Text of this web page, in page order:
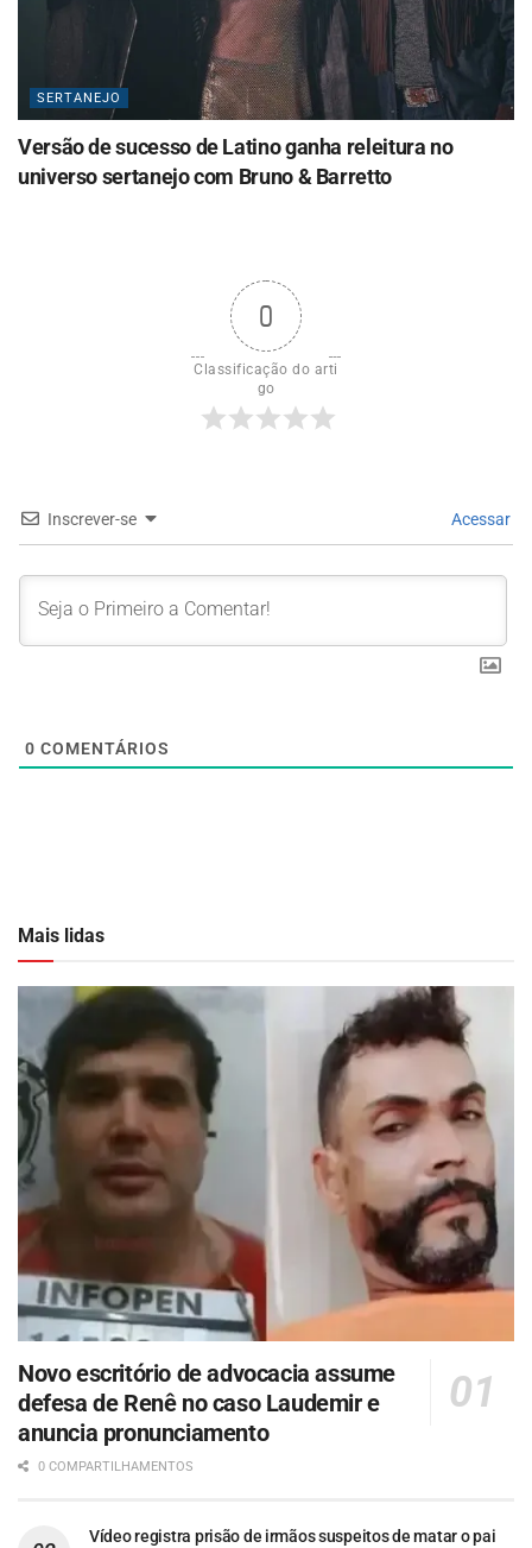
SERTANEJO
Versão de sucesso de Latino ganha releitura no
universo sertanejo com Bruno & Barretto
0
Classificação do arti
go
Inscrever-se Acessar
0 COMENTÁRIOS
Mais lidas
Novo escritório de advocacia assume
defesa de Renê no caso Laudemir e
anuncia pronunciamento
0 COMPARTILHAMENTOS
Vídeo registra prisão de irmãos suspeitos de matar o pai